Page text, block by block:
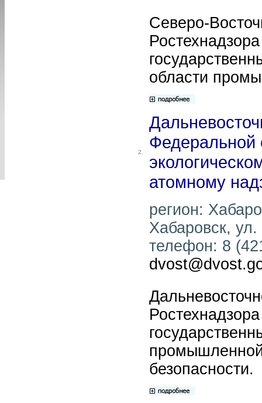
Северо-
области
2.
атомному
регион:
Хабаровск,
телефон: 8
промышленной
безопасности.